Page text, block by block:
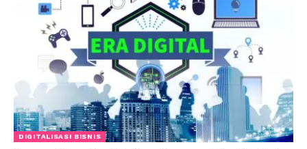
DIGITALISASI BISNIS